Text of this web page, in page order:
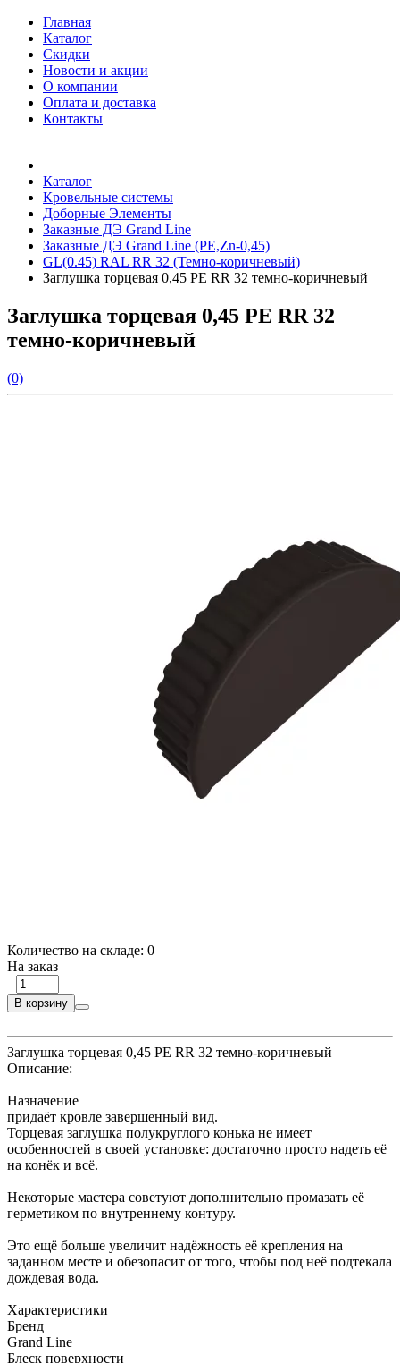
Главная
Каталог
Скидки
Новости и акции
О компании
Оплата и доставка
Контакты
Каталог
Кровельные системы
Доборные Элементы
Заказные ДЭ Grand Line
Заказные ДЭ Grand Line (PE,Zn-0,45)
GL(0.45) RAL RR 32 (Темно-коричневый)
Заглушка торцевая 0,45 PE RR 32 темно-коричневый
Заглушка торцевая 0,45 PE RR 32
темно-коричневый
(0)
Количество на складе: 0
На заказ
В корзину
Заглушка торцевая 0,45 PE RR 32 темно-коричневый
Описание:
Назначение
придаёт кровле завершенный вид.
Торцевая заглушка полукруглого конька не имеет
особенностей в своей установке: достаточно просто надеть её
на конёк и всё.
Некоторые мастера советуют дополнительно промазать её
герметиком по внутреннему контуру.
Это ещё больше увеличит надёжность её крепления на
заданном месте и обезопасит от того, чтобы под неё подтекала
дождевая вода.
Характеристики
Бренд
Grand Line
Блеск поверхности